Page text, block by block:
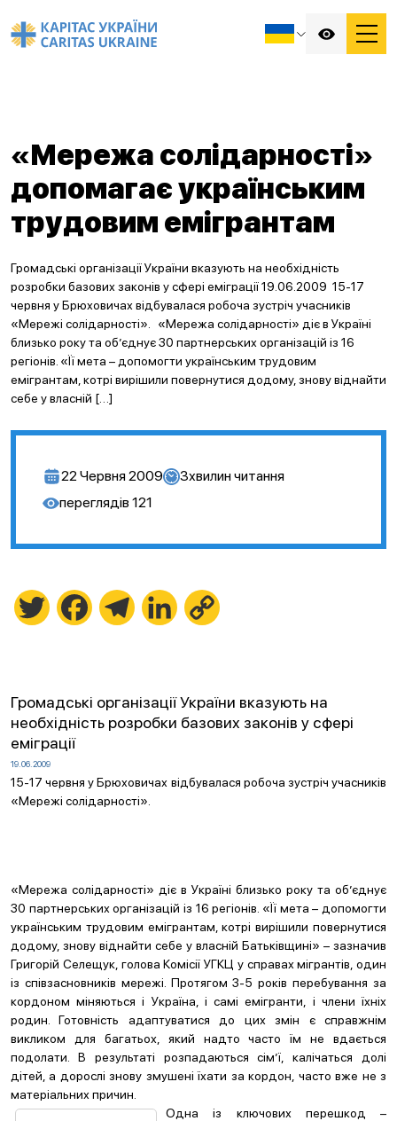
«Мережа солідарності»
допомагає українським
трудовим емігрантам
Громадські організації України вказують на необхідність
розробки базових законів у сфері еміграції 19.06.2009 15-17
червня у Брюховичах відбувалася робоча зустріч учасників
«Мережі солідарності». «Мережа солідарності» діє в Україні
близько року та об’єднує 30 партнерських організацій із 16
регіонів. «Її мета – допомогти українським трудовим
емігрантам, котрі вирішили повернутися додому, знову віднайти
себе у власній […]
22 Червня 2009 3хвилин читання
переглядів 121
Twitter FacebookTelegramLinkedIn
Громадські організації України вказують на
необхідність розробки базових законів у сфері
еміграції
19.06.2009
15-17 червня у Брюховичах відбувалася робоча зустріч учасників
«Мережі солідарності».
«Мережа солідарності» діє в Україні близько року та об’єднує
30 партнерських організацій із 16 регіонів. «Її мета – допомогти
українським трудовим емігрантам, котрі вирішили повернутися
додому, знову віднайти себе у власній Батьківщині» – зазначив
Григорій Селещук, голова Комісії УГКЦ у справах мігрантів, один
із співзасновників мережі. Протягом 3-5 років перебування за
кордоном міняються і Україна, і самі емігранти, і члени їхніх
родин. Готовність адаптуватися до цих змін є справжнім
викликом для багатьох, який надто часто їм не вдається
подолати. В результаті розпадаються сім’ї, калічаться долі
дітей, а дорослі знову змушені їхати за кордон, часто вже не з
матеріальних причин.
Одна із ключових перешкод –